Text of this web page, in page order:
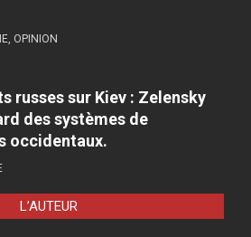
, OPINION
russes sur Kiev : Zelensky
des systèmes de
occidentaux.
L’AUTEUR